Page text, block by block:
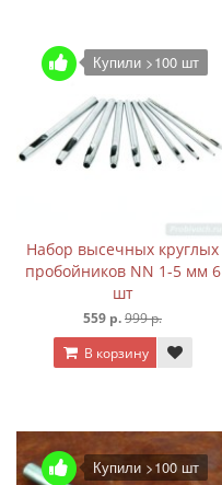
Купили >100 шт
Набор высечных круглых
пробойников NN 1-5 мм 6
шт
559 р.999 р.
В корзину
Купили >100 шт